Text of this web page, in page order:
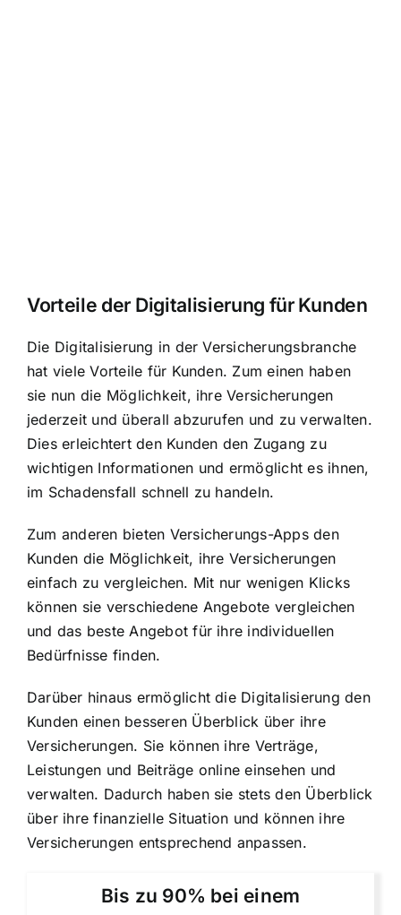
Vorteile der Digitalisierung für Kunden
Die Digitalisierung in der Versicherungsbranche
hat viele Vorteile für Kunden. Zum einen haben
sie nun die Möglichkeit, ihre Versicherungen
jederzeit und überall abzurufen und zu verwalten.
Dies erleichtert den Kunden den Zugang zu
wichtigen Informationen und ermöglicht es ihnen,
im Schadensfall schnell zu handeln.
Zum anderen bieten Versicherungs-Apps den
Kunden die Möglichkeit, ihre Versicherungen
einfach zu vergleichen. Mit nur wenigen Klicks
können sie verschiedene Angebote vergleichen
und das beste Angebot für ihre individuellen
Bedürfnisse finden.
Darüber hinaus ermöglicht die Digitalisierung den
Kunden einen besseren Überblick über ihre
Versicherungen. Sie können ihre Verträge,
Leistungen und Beiträge online einsehen und
verwalten. Dadurch haben sie stets den Überblick
über ihre finanzielle Situation und können ihre
Versicherungen entsprechend anpassen.
Bis zu 90% bei einem